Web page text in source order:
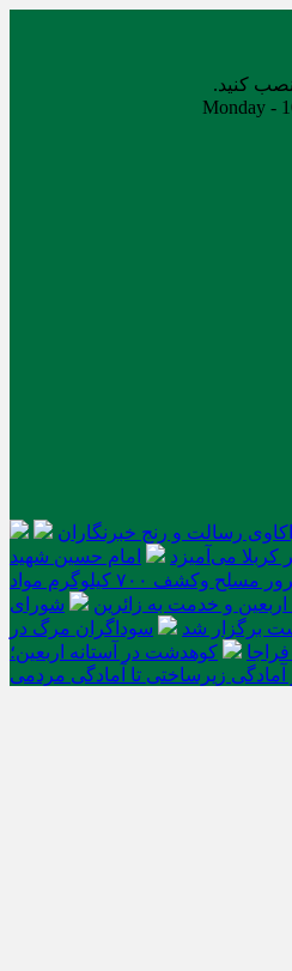
نصب کنید.
رسالت و رنج خبرنگاران
می‌آمیزد
امام حسین شهید
هلاکت چهار شرور مسلح وکشف ۷۰۰ کیلوگرم مواد
و خدمت‌ به زائرین
شورای
برگزار شد
سوداگران مرگ در
کوهدشت در آستانه اربعین؛
آمادگی زیرساختی تا آمادگی مردمی